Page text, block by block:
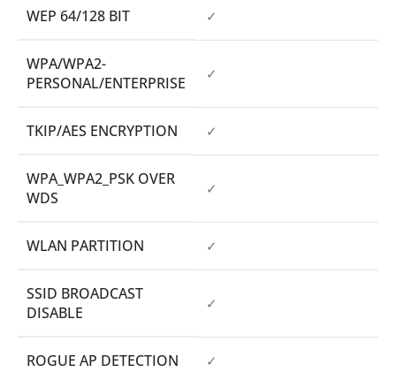
WEP 64/128 BIT ✓
WPA/WPA2-
PERSONAL/ENTERPRISE
✓
TKIP/AES ENCRYPTION ✓
WPA_WPA2_PSK OVER
WDS
✓
WLAN PARTITION ✓
SSID BROADCAST
DISABLE
✓
ROGUE AP DETECTION ✓